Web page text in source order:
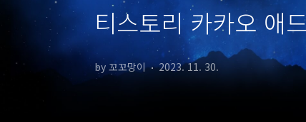
티스토리 카카오 애
by 꼬꼬망이 2023. 11. 30.